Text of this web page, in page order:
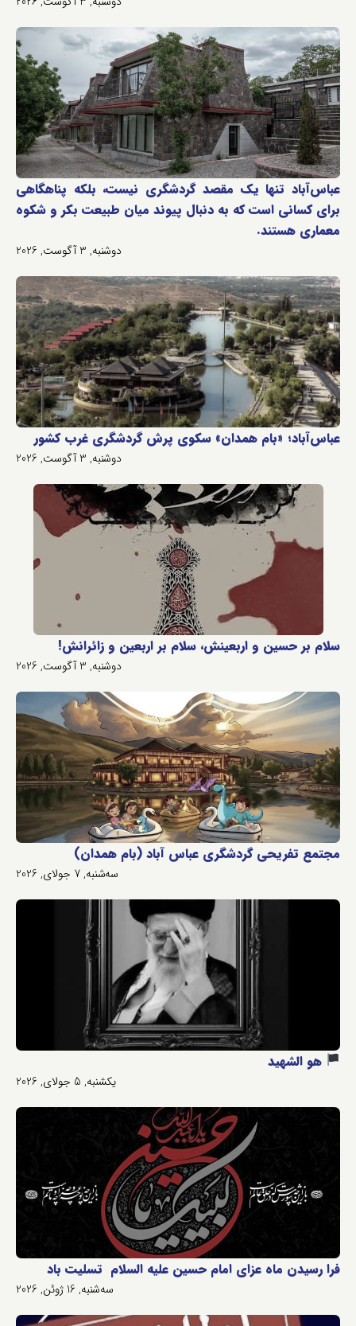
عباس‌آباد تنها یک مقصد گردشگری نیست، بلکه پناهگاهی
برای کسانی است که به دنبال پیوند میان طبیعت بکر و شکوه
معماری هستند.
دوشنبه, 3 آگوست, 2026
عباس‌آباد؛ «بام همدان» سکوی پرش گردشگری غرب کشور
دوشنبه, 3 آگوست, 2026
سلام بر حسین و اربعینش، سلام بر اربعین و زائرانش!
دوشنبه, 3 آگوست, 2026
مجتمع تفریحی گردشگری عباس آباد (بام همدان)
سه‌شنبه, 7 جولای, 2026
هو الشهید
یکشنبه, 5 جولای, 2026
فرا رسیدن ماه عزای امام حسین علیه السلام تسلیت باد
سه‌شنبه, 16 ژوئن, 2026